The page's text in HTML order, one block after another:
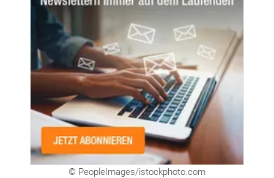
© PeopleImages/istockphoto.com